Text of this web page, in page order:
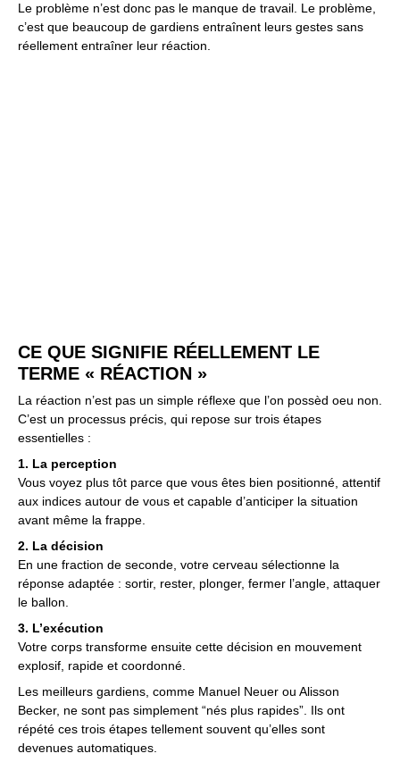
Le problème n’est donc pas le manque de travail. Le problème,
c’est que beaucoup de gardiens entraînent leurs gestes sans
réellement entraîner leur réaction.
CE QUE SIGNIFIE RÉELLEMENT LE
TERME « RÉACTION »
La réaction n’est pas un simple réflexe que l’on possèd oeu non.
C’est un processus précis, qui repose sur trois étapes
essentielles :
1. La perception
Vous voyez plus tôt parce que vous êtes bien positionné, attentif
aux indices autour de vous et capable d’anticiper la situation
avant même la frappe.
2. La décision
En une fraction de seconde, votre cerveau sélectionne la
réponse adaptée : sortir, rester, plonger, fermer l’angle, attaquer
le ballon.
3. L’exécution
Votre corps transforme ensuite cette décision en mouvement
explosif, rapide et coordonné.
Les meilleurs gardiens, comme Manuel Neuer ou Alisson
Becker, ne sont pas simplement “nés plus rapides”. Ils ont
répété ces trois étapes tellement souvent qu’elles sont
devenues automatiques.